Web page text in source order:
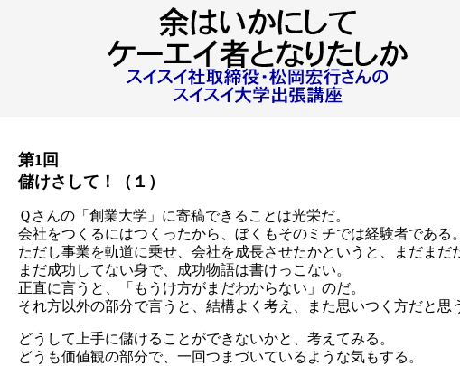
第1回
儲けさして！（１）
Ｑさんの「創業大学」に寄稿できることは光栄だ。
会社をつくるにはつくったから、ぼくもそのミチでは経験者である。
ただし事業を軌道に乗せ、会社を成長させたかというと、まだまだ
まだ成功してない身で、成功物語は書けっこない。
正直に言うと、「もうけ方がまだわからない」のだ。
それ方以外の部分で言うと、結構よく考え、また思いつく方だと思
どうして上手に儲けることができないかと、考えてみる。
どうも価値観の部分で、一回つまづいているような気もする。